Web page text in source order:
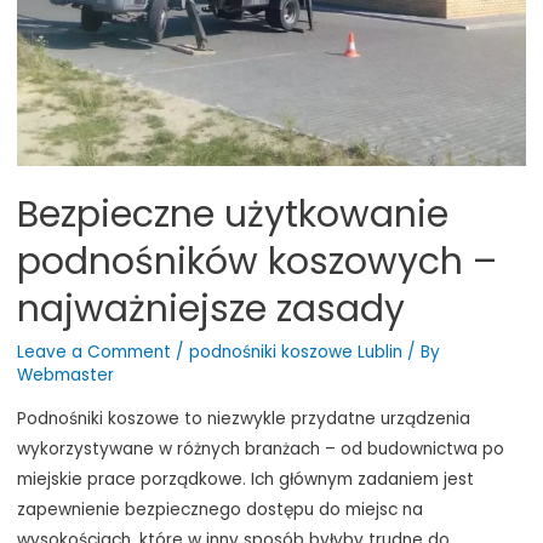
Bezpieczne użytkowanie
podnośników koszowych –
najważniejsze zasady
Leave a Comment / podnośniki koszowe Lublin / By
Webmaster
Podnośniki koszowe to niezwykle przydatne urządzenia
wykorzystywane w różnych branżach – od budownictwa po
miejskie prace porządkowe. Ich głównym zadaniem jest
zapewnienie bezpiecznego dostępu do miejsc na